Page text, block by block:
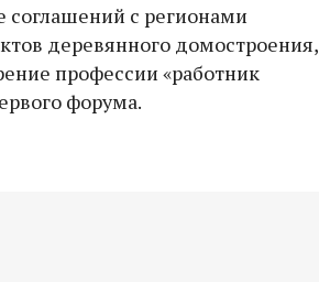
соглашений с регионами
деревянного домостроения,
профессии «работник
форума.